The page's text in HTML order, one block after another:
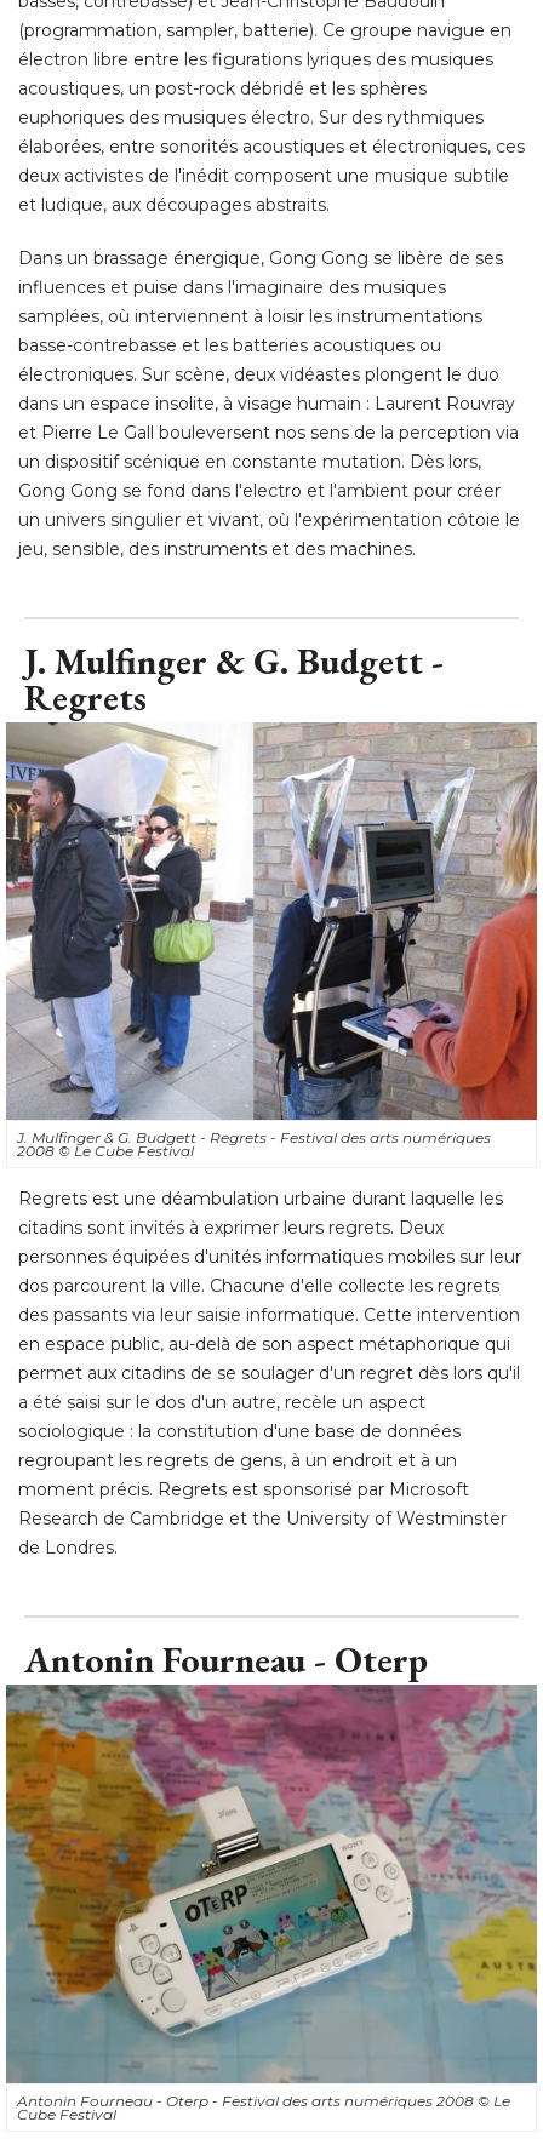
(programmation, sampler, batterie). Ce groupe navigue en
électron libre entre les figurations lyriques des musiques
acoustiques, un post-rock débridé et les sphères
euphoriques des musiques électro. Sur des rythmiques
élaborées, entre sonorités acoustiques et électroniques, ces
deux activistes de l'inédit composent une musique subtile
et ludique, aux découpages abstraits.
Dans un brassage énergique, Gong Gong se libère de ses
influences et puise dans l'imaginaire des musiques
samplées, où interviennent à loisir les instrumentations
basse-contrebasse et les batteries acoustiques ou
électroniques. Sur scène, deux vidéastes plongent le duo
dans un espace insolite, à visage humain : Laurent Rouvray
et Pierre Le Gall bouleversent nos sens de la perception via
un dispositif scénique en constante mutation. Dès lors,
Gong Gong se fond dans l'electro et l'ambient pour créer
un univers singulier et vivant, où l'expérimentation côtoie le
jeu, sensible, des instruments et des machines.
J. Mulfinger & G. Budgett -
Regrets
J. Mulfinger & G. Budgett - Regrets - Festival des arts numériques
2008 © Le Cube Festival
Regrets est une déambulation urbaine durant laquelle les
citadins sont invités à exprimer leurs regrets. Deux
personnes équipées d'unités informatiques mobiles sur leur
dos parcourent la ville. Chacune d'elle collecte les regrets
des passants via leur saisie informatique. Cette intervention
en espace public, au-delà de son aspect métaphorique qui
permet aux citadins de se soulager d'un regret dès lors qu'il
a été saisi sur le dos d'un autre, recèle un aspect
sociologique : la constitution d'une base de données
regroupant les regrets de gens, à un endroit et à un
moment précis. Regrets est sponsorisé par Microsoft
Research de Cambridge et the University of Westminster
de Londres.
Antonin Fourneau - Oterp
Antonin Fourneau - Oterp - Festival des arts numériques 2008 © Le
Cube Festival